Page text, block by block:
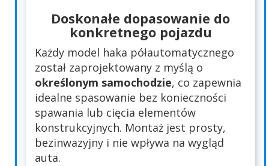
Doskonałe dopasowanie do
konkretnego pojazdu
Każdy model haka półautomatycznego
został zaprojektowany z myślą o
określonym samochodzie, co zapewnia
idealne spasowanie bez konieczności
spawania lub cięcia elementów
konstrukcyjnych. Montaż jest prosty,
bezinwazyjny i nie wpływa na wygląd
auta.